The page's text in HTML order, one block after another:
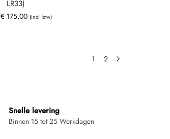
LR33)
€175,00 (incl. btw)
1 2
Snelle levering
Binnen 15 tot 25 Werkdagen